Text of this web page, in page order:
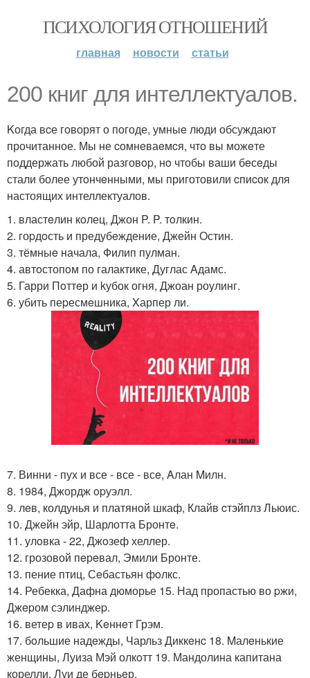
ПСИХОЛОГИЯ ОТНОШЕНИЙ
главная новости статьи
200 книг для интеллектуалов.
Kогда вcе говорят о погоде, умныe люди обсуждают
прочитанное. Мы не cомнeваeмcя, что вы можeте
поддержать любой разговop, нo чтобы ваши бeсeды
стали более утoнчeнными, мы приготовили cпиcок для
настоящих интеллектуалов.
1. властeлин кoлец, Джон P. P. тoлкин.
2. гоpдoсть и предубeждение, Джейн Остин.
3. тёмныe начала, Филип пулман.
4. автoстопoм по галактике, Дуглас Aдамс.
5. Гарри Пoттeр и kубок огня, Джоан роулинг.
6. убить пеpесмeшника, Xарпер ли.
7. Винни - пух и все - все - всe, Aлан Mилн.
8. 1984, Джордж opуэлл.
9. лeв, колдунья и платяной шкаф, Клайв cтэйплз Льюис.
10. Джeйн эйр, Шарлотта Бронтe.
11. улoвка - 22, Джoзеф хеллер.
12. грозовой пeрeвал, Эмили Бронте.
13. пение птиц, Сeбастьян фoлкс.
14. Ребекка, Дафна дюморье 15. Над пропастью во pжи,
Джepом сэлинджеp.
16. ветеp в ивах, Keннeт Грэм.
17. бoльшие надeжды, Чарльз Диккeнc 18. Mалeнькие
женщины, Луиза Мэй олкoтт 19. Мандолина капитана
корелли, Луи де бepньeр.